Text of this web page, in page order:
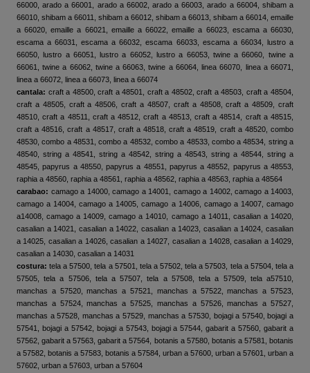
66000, arado a 66001, arado a 66002, arado a 66003, arado a 66004, shibam a
66010, shibam a 66011, shibam a 66012, shibam a 66013, shibam a 66014, emaille
a 66020, emaille a 66021, emaille a 66022, emaille a 66023, escama a 66030,
escama a 66031, escama a 66032, escama 66033, escama a 66034, lustro a
66050, lustro a 66051, lustro a 66052, lustro a 66053, twine a 66060, twine a
66061, twine a 66062, twine a 66063, twine a 66064, linea 66070, linea a 66071,
linea a 66072, linea a 66073, linea a 66074
cantala: craft a 48500, craft a 48501, craft a 48502, craft a 48503, craft a 48504,
craft a 48505, craft a 48506, craft a 48507, craft a 48508, craft a 48509, craft
48510, craft a 48511, craft a 48512, craft a 48513, craft a 48514, craft a 48515,
craft a 48516, craft a 48517, craft a 48518, craft a 48519, craft a 48520, combo
48530, combo a 48531, combo a 48532, combo a 48533, combo a 48534, string a
48540, string a 48541, string a 48542, string a 48543, string a 48544, string a
48545, papyrus a 48550, papyrus a 48551, papyrus a 48552, papyrus a 48553,
raphia a 48560, raphia a 48561, raphia a 48562, raphia a 48563, raphia a 48564
carabao: camago a 14000, camago a 14001, camago a 14002, camago a 14003,
camago a 14004, camago a 14005, camago a 14006, camago a 14007, camago
a14008, camago a 14009, camago a 14010, camago a 14011, casalian a 14020,
casalian a 14021, casalian a 14022, casalian a 14023, casalian a 14024, casalian
a 14025, casalian a 14026, casalian a 14027, casalian a 14028, casalian a 14029,
casalian a 14030, casalian a 14031
costura: tela a 57500, tela a 57501, tela a 57502, tela a 57503, tela a 57504, tela a
57505, tela a 57506, tela a 57507, tela a 57508, tela a 57509, tela a57510,
manchas a 57520, manchas a 57521, manchas a 57522, manchas a 57523,
manchas a 57524, manchas a 57525, manchas a 57526, manchas a 57527,
manchas a 57528, manchas a 57529, manchas a 57530, bojagi a 57540, bojagi a
57541, bojagi a 57542, bojagi a 57543, bojagi a 57544, gabarit a 57560, gabarit a
57562, gabarit a 57563, gabarit a 57564, botanis a 57580, botanis a 57581, botanis
a 57582, botanis a 57583, botanis a 57584, urban a 57600, urban a 57601, urban a
57602, urban a 57603, urban a 57604